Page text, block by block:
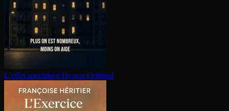
L’effet spectateur Dygest Original